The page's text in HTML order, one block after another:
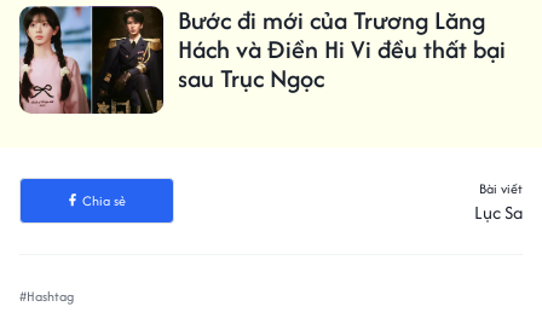
Bước đi mới của Trương Lăng
Hách và Điền Hi Vi đều thất bại
sau Trục Ngọc
Chia sẻ
Bài viết
Lục Sa
#Hashtag